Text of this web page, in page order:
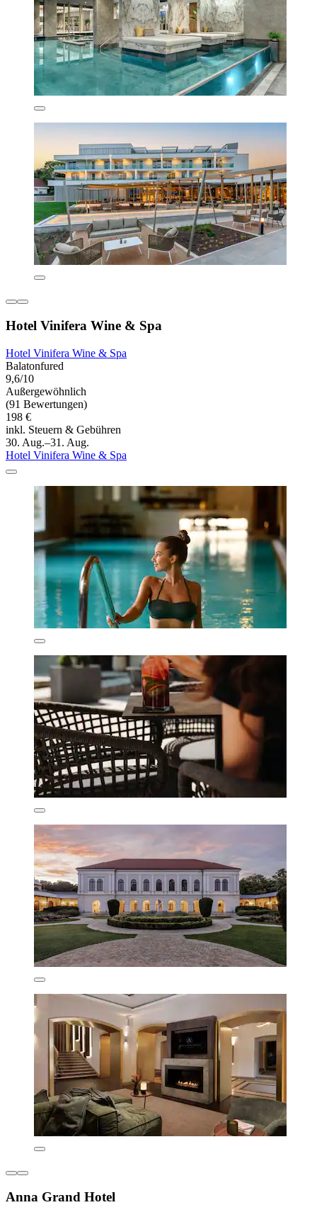
Hotel Vinifera Wine & Spa
Hotel Vinifera Wine & Spa
Balatonfured
9,6/10
Außergewöhnlich
(91 Bewertungen)
198 €
inkl. Steuern & Gebühren
30. Aug.–31. Aug.
Hotel Vinifera Wine & Spa
Anna Grand Hotel